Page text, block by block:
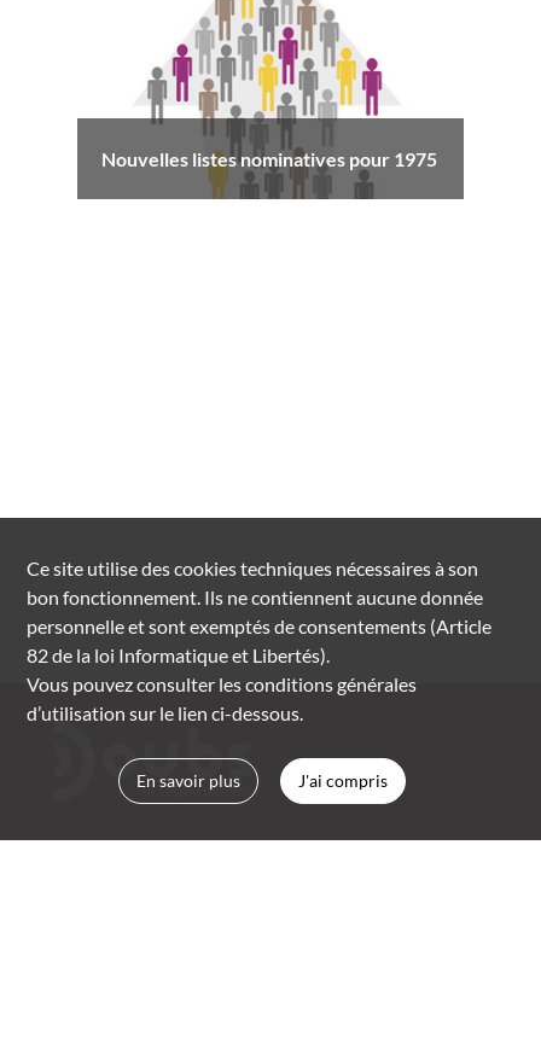
Nouvelles listes nominatives pour 1975
Ce site utilise descookiestechniques nécessaires à son
bon fonctionnement. Ils ne contiennent aucune donnée
personnelle et sont exemptés de consentements (Article
82 de la loi Informatique et Libertés).
Vous pouvez consulter les conditions générales
d’utilisation sur le lien ci-dessous.
En savoir plus J'ai compris